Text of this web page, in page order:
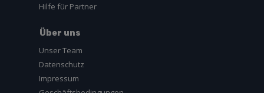
Hilfe für Partner
Über uns
Unser Team
Datenschutz
Impressum